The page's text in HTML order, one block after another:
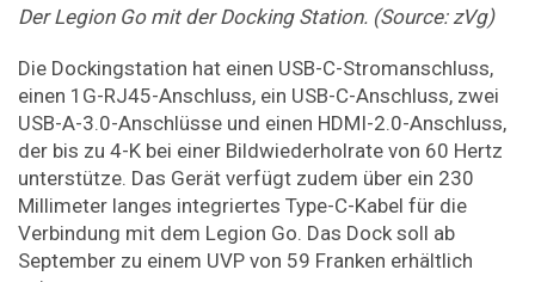
Der Legion Go mit der Docking Station. (Source: zVg)
Die Dockingstation hat einen USB-C-Stromanschluss,
einen 1G-RJ45-Anschluss, ein USB-C-Anschluss, zwei
USB-A-3.0-Anschlüsse und einen HDMI-2.0-Anschluss,
der bis zu 4-K bei einer Bildwiederholrate von 60 Hertz
unterstütze. Das Gerät verfügt zudem über ein 230
Millimeter langes integriertes Type-C-Kabel für die
Verbindung mit dem Legion Go. Das Dock soll ab
September zu einem UVP von 59 Franken erhältlich